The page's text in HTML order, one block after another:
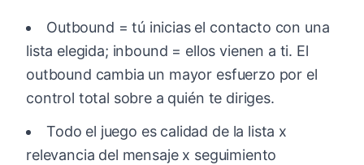
Outbound = tú inicias el contacto con una
lista elegida; inbound = ellos vienen a ti. El
outbound cambia un mayor esfuerzo por el
control total sobre a quién te diriges.
Todo el juego es calidad de la lista x
relevancia del mensaje x seguimiento